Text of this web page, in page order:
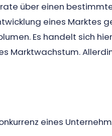
über einen
eines Marktes
Es handelt sich
Marktwachstum.
eines